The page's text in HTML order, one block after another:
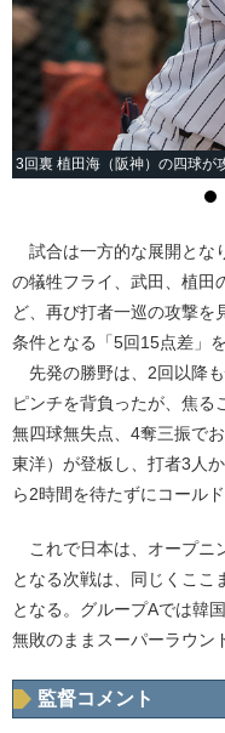
3回裏 植田海（阪神）の四球が
試合は一方的な展開とな
の犠牲フライ、武田、植田
ど、再び打者一巡の攻撃を
条件となる「5回15点差」
先発の勝野は、2回以降
ピンチを背負ったが、焦る
無四球無失点、4奪三振で
東洋）が登板し、打者3人
ら2時間を待たずにコール
これで日本は、オープニ
となる次戦は、同じくここ
となる。グループAでは韓
無敗のままスーパーラウン
監督コメント